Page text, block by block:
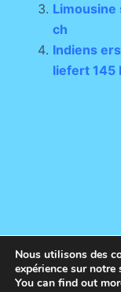
Limousine
ch
Indiens
liefert 145
Nous utilisons des
expérience sur notre
You can find out